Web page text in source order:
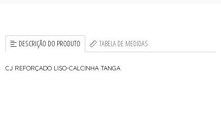
DESCRIÇÃO DO PRODUTO TABELA DE MEDIDAS
CJ REFORÇADO LISO-CALCINHA TANGA